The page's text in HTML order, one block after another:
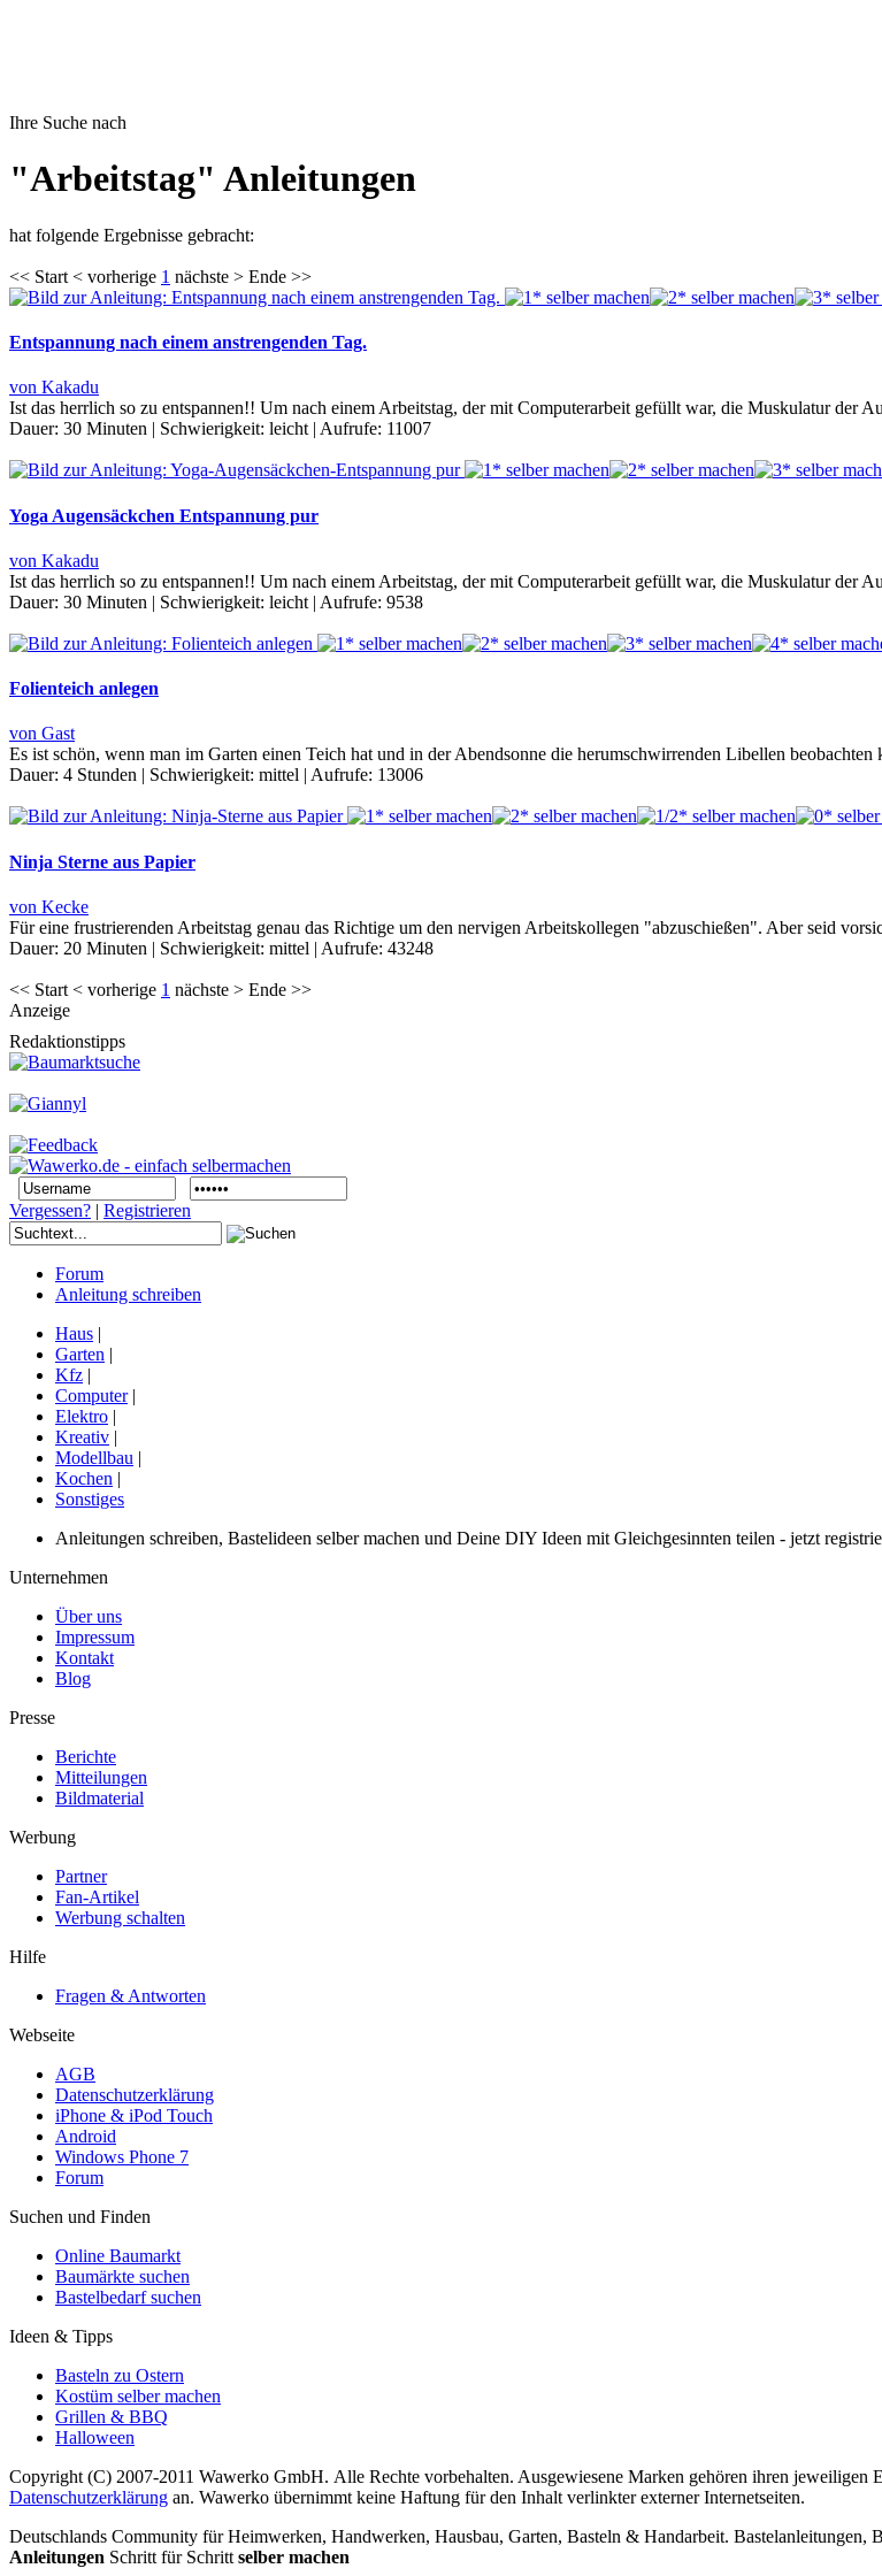
Ihre Suche nach
"Arbeitstag" Anleitungen
hat folgende Ergebnisse gebracht:
<< Start < vorherige 1 nächste > Ende >>
Entspannung nach einem anstrengenden Tag.
von Kakadu
Ist das herrlich so zu entspannen!! Um nach einem Arbeitstag, der mit Computerarbeit gefüllt war, die Muskulatur der
Dauer: 30 Minuten | Schwierigkeit: leicht | Aufrufe: 11007
Yoga Augensäckchen Entspannung pur
von Kakadu
Ist das herrlich so zu entspannen!! Um nach einem Arbeitstag, der mit Computerarbeit gefüllt war, die Muskulatur der
Dauer: 30 Minuten | Schwierigkeit: leicht | Aufrufe: 9538
Folienteich anlegen
von Gast
Es ist schön, wenn man im Garten einen Teich hat und in der Abendsonne die herumschwirrenden Libellen
Dauer: 4 Stunden Schwierigkeit: mittel Aufrufe: 13006
Ninja Sterne aus Papier
von Kecke
Für eine frustrierenden Arbeitstag genau das Richtige um den nervigen Arbeitskollegen "abzuschießen". Aber seid
Dauer: 20 Minuten | Schwierigkeit: mittel | Aufrufe: 43248
<< Start < vorherige 1 nächste > Ende >>
Anzeige
Redaktionstipps
Vergessen? | Registrieren
Forum
Anleitung schreiben
Haus |
Garten |
Kfz |
Computer|
Elektro |
Kreativ |
Modellbau |
Kochen |
Sonstiges
Anleitungen schreiben, Bastelideen selber machen und Deine DIY Ideen mit Gleichgesinnten teilen - jetzt
Unternehmen
Über uns
Impressum
Kontakt
Blog
Presse
Berichte
Mitteilungen
Bildmaterial
Werbung
Partner
Fan-Artikel
Werbung schalten
Hilfe
Fragen & Antworten
Webseite
AGB
Datenschutzerklärung
iPhone & iPod Touch
Android
Windows Phone 7
Forum
Suchen und Finden
Online Baumarkt
Baumärkte suchen
Bastelbedarf suchen
Ideen & Tipps
Basteln zu Ostern
Kostüm selber machen
Grillen & BBQ
Halloween
Copyright (C) 2007-2011 Wawerko GmbH. Alle Rechte vorbehalten. Ausgewiesene Marken gehören ihren jeweiligen
Datenschutzerklärung an. Wawerko übernimmt keine Haftung für den Inhalt verlinkter externer Internetseiten.
Deutschlands Community für Heimwerken, Handwerken, Hausbau, Garten, Basteln & Handarbeit.
Anleitungen Schritt für Schritt selber machen